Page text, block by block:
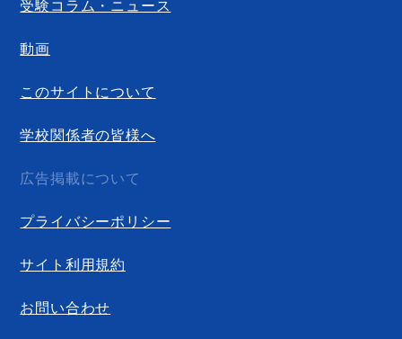
受験コラム・ニュース
動画
このサイトについて
学校関係者の皆様へ
広告掲載について
プライバシーポリシー
サイト利用規約
お問い合わせ